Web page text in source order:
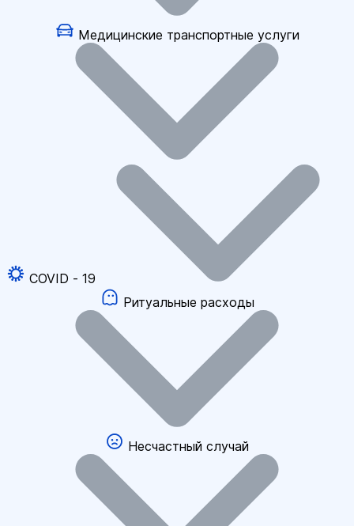
Медицинские транспортные услуги
COVID - 19
Ритуальные расходы
Несчастный случай